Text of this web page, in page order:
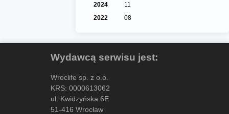
2024
11
2022
08
Wydawcą serwisu jest:
Wroclife sp. z o.o.
KRS: 0000613062
ul. Kwidzyńska 6E
51-416 Wrocław